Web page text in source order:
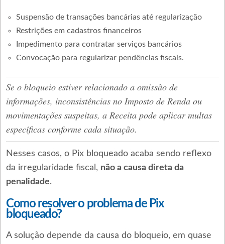
Suspensão de transações bancárias até regularização
Restrições em cadastros financeiros
Impedimento para contratar serviços bancários
Convocação para regularizar pendências fiscais.
Se o bloqueio estiver relacionado a omissão de
informações, inconsistências no Imposto de Renda ou
movimentações suspeitas, a Receita pode aplicar multas
específicas conforme cada situação.
Nesses casos, o Pix bloqueado acaba sendo reflexo
da irregularidade fiscal, não a causa direta da
penalidade.
Como resolver o problema de Pix
bloqueado?
A solução depende da causa do bloqueio, em quase